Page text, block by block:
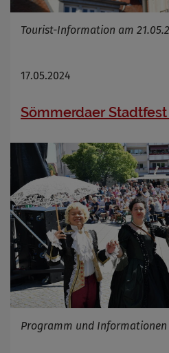
Tourist-Information am
17.05.2024
Sömmerdaer Stadtfest
Programm und